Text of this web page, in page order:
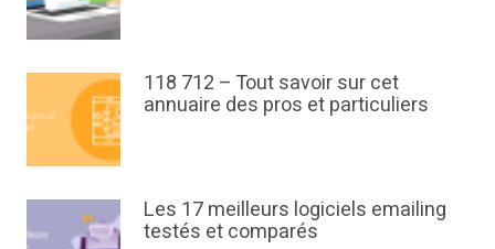
118 712 – Tout savoir sur cet
annuaire des pros et particuliers
Les 17 meilleurs logiciels emailing
testés et comparés